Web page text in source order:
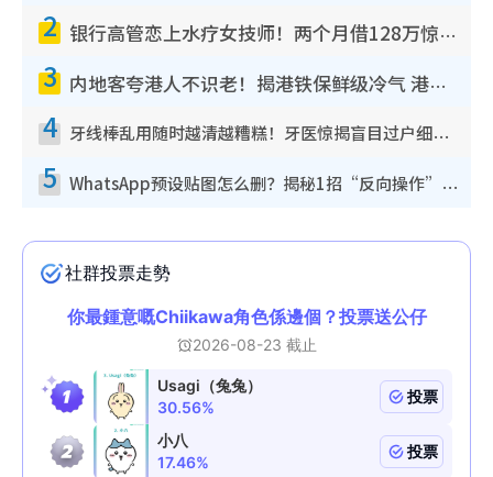
2 银行高管恋上水疗女技师！两个月借128万惊觉“沉船”沉落火海 揭背后疑似邪教操控卖淫
3 内地客夸港人不识老！揭港铁保鲜级冷气 港人求放过：别投诉
4 牙线棒乱用随时越清越糟糕！牙医惊揭盲目过户细菌恐致蛀牙：这种才是日常真保养
5 WhatsApp预设贴图怎么删？揭秘1招“反向操作”还原简洁界面 附3步实测教程